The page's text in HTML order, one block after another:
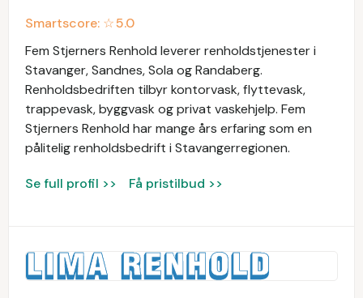
Smartscore: ☆5.0
Fem Stjerners Renhold leverer renholdstjenester i
Stavanger, Sandnes, Sola og Randaberg.
Renholdsbedriften tilbyr kontorvask, flyttevask,
trappevask, byggvask og privat vaskehjelp. Fem
Stjerners Renhold har mange års erfaring som en
pålitelig renholdsbedrift i Stavangerregionen.
Se full profil >> Få pristilbud >>